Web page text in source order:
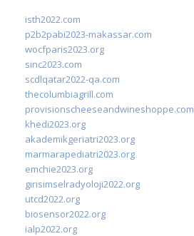
isth2022.com
p2b2pabi2023-makassar.com
wocfparis2023.org
sinc2023.com
scdlqatar2022-qa.com
thecolumbiagrill.com
provisionscheeseandwineshoppe.com
khedi2023.org
akademikgeriatri2023.org
marmarapediatri2023.org
emchie2023.org
girisimselradyoloji2022.org
utcd2022.org
biosensor2022.org
ialp2022.org